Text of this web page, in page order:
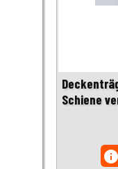
Schiene